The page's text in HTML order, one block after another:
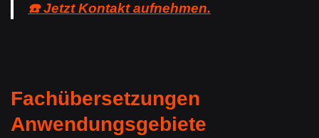
☎️ Jetzt Kontakt aufnehmen.
Fachübersetzungen
Anwendungsgebiete